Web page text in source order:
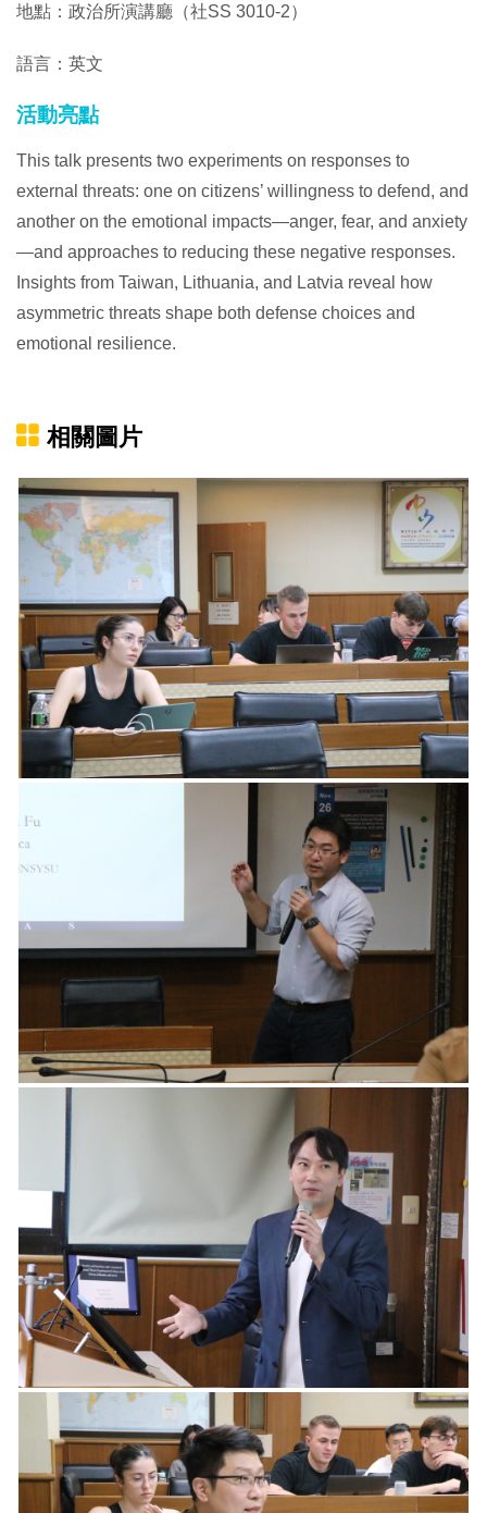
地點：政治所演講廳（社SS 3010-2）
語言：英文
活動亮點
This talk presents two experiments on responses to
external threats: one on citizens’ willingness to defend, and
another on the emotional impacts—anger, fear, and anxiety
—and approaches to reducing these negative responses.
Insights from Taiwan, Lithuania, and Latvia reveal how
asymmetric threats shape both defense choices and
emotional resilience.
相關圖片